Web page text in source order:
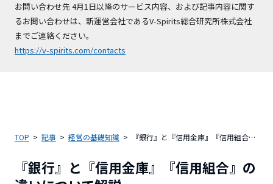
お問い合わせ先 4月1日以降のサービス内容、および記事内容に関す
るお問い合わせは、新運営会社であるV-Spirits総合研究所株式会社
までご連絡ください。
https://v-spirits.com/contacts
TOP 記事 経営の基礎知識 『銀行』と『信用金庫』『信用組合』の違いについて解説
『銀行』と『信用金庫』『信用組合』の